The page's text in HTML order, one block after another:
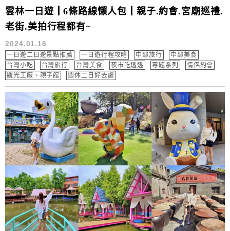
雲林一日遊┃6條路線懶人包┃親子.約會.宮廟巡禮.
老街.美拍行程都有~
2024.01.16
一日遊二日遊景點推薦 一日遊行程攻略 中部旅行
中部美食
台灣小吃
台灣旅行 台灣美食 夜市吃透透 專題系列
情侶約會
觀光工廠、親子館
週休二日好去處